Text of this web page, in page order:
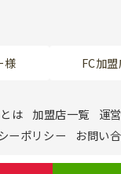
様 FC加
は 加盟店一覧
運
ーポリシー
お問い